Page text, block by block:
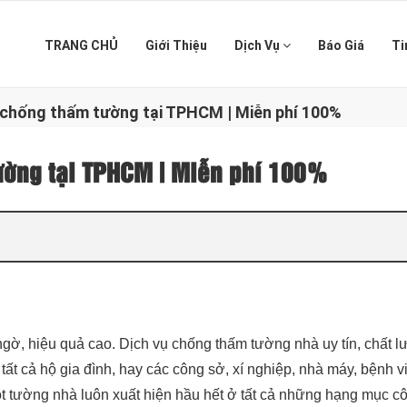
TRANG CHỦ Giới Thiệu Dịch Vụ Báo Giá
thấm tường tại TPHCM | Miễn phí 100%
tại TPHCM | Miễn phí 100%
hiệu quả cao. Dịch vụ chống thấm tường nhà uy tín, chất
cả hộ gia đình, hay các công sở, xí nghiệp, nhà máy, bệnh
nhà luôn xuất hiện hầu hết ở tất cả những hạng mục